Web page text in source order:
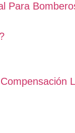
Para